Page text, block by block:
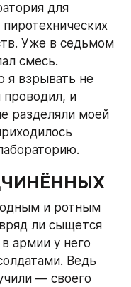
для
Уже в седьмом
смесь.
я взрывать не
проводил, и
разделяли моей
и ротным
ли сыщется
армии у него
Ведь
— своего